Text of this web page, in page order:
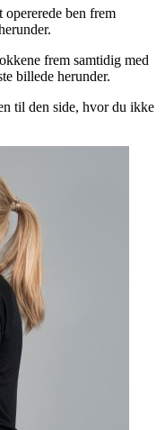
ben frem
frem samtidig med
billede herunder.
til den side, hvor du ikke